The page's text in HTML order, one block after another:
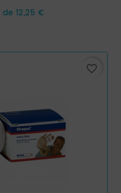
de Prix
12,25 €
favorite_border